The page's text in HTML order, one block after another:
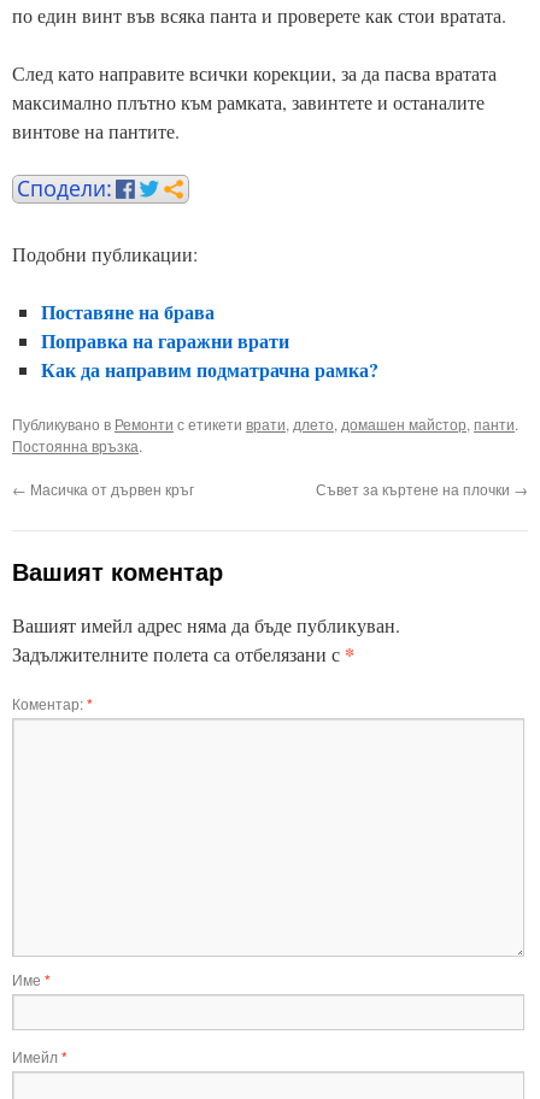
по един винт във всяка панта и проверете как стои вратата.
След като направите всички корекции, за да пасва вратата
максимално плътно към рамката, завинтете и останалите
винтове на пантите.
Подобни публикации:
Поставяне на брава
Поправка на гаражни врати
Как да направим подматрачна рамка?
Публикувано в Ремонти с етикети врати, длето, домашен майстор, панти.
Постоянна връзка.
← Масичка от дървен кръг Съвет за къртене на плочки →
Вашият коментар
Вашият имейл адрес няма да бъде публикуван.
Задължителните полета са отбелязани с *
Коментар:*
Име *
Имейл*